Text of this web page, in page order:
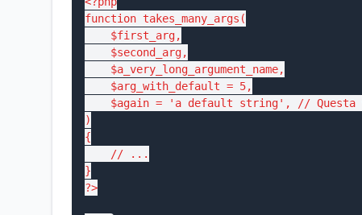
function takes_many_args(
    $first_arg,
    $second_arg,
    $a_very_long_argument_name,
    $arg_with_default = 5,
$again = 'a default string', //
)
{
    // ...
}
?>